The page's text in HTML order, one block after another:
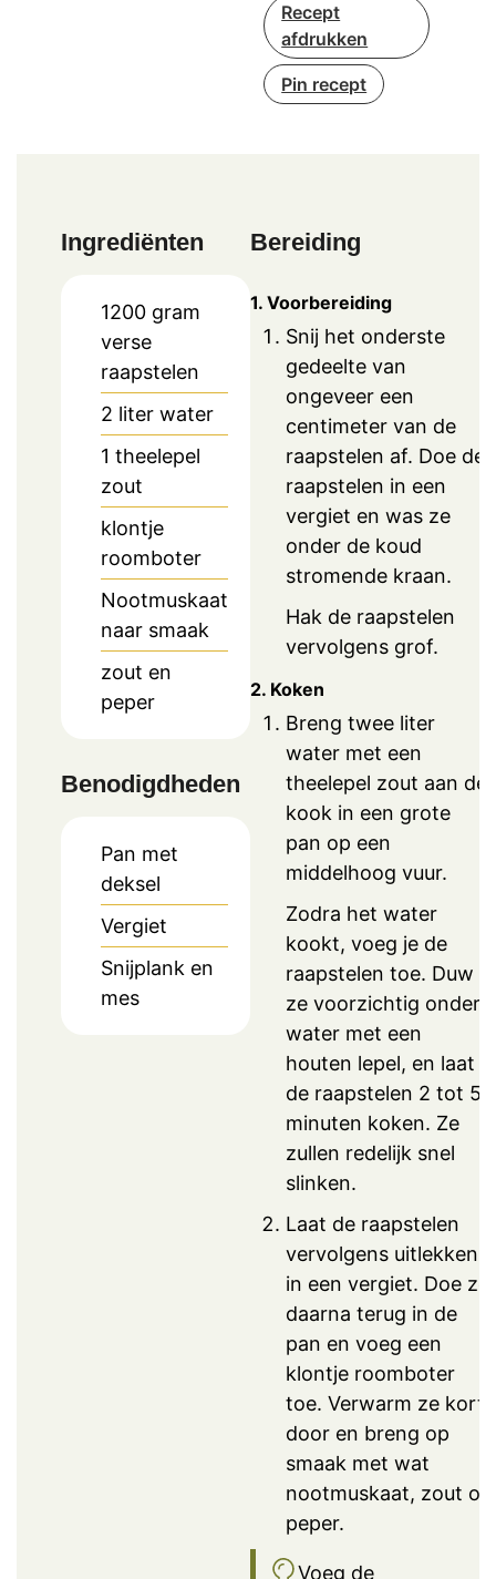
Recept
afdrukken
Pin recept
Ingrediënten
1200 gram
verse
raapstelen
2 liter water
1 theelepel
zout
klontje
roomboter
Nootmuskaat
naar smaak
zout en
peper
Benodigdheden
Pan met
deksel
Vergiet
Snijplank en
mes
Bereiding
1. Voorbereiding
Snij het onderste
gedeelte van
ongeveer een
centimeter van de
raapstelen af. Doe de
raapstelen in een
vergiet en was ze
onder de koud
stromende kraan.
Hak de raapstelen
vervolgens grof.
2. Koken
Breng twee liter
water met een
theelepel zout aan de
kook in een grote
pan op een
middelhoog vuur.
Zodra het water
kookt, voeg je de
raapstelen toe. Duw
ze voorzichtig onder
water met een
houten lepel, en laat
de raapstelen 2 tot 5
minuten koken. Ze
zullen redelijk snel
slinken.
Laat de raapstelen
vervolgens uitlekken
in een vergiet. Doe ze
daarna terug in de
pan en voeg een
klontje roomboter
toe. Verwarm ze kort
door en breng op
smaak met wat
nootmuskaat, zout of
peper.
Voeg de